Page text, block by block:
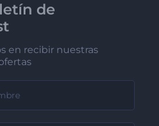
de
en recibir nuestras